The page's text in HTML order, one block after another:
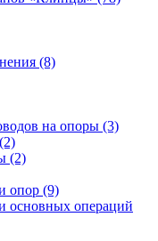
(8)
на опоры (3)
(2)
опор (9)
основных операций